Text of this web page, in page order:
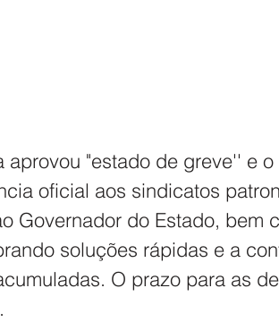
aprovou "estado de greve'' e
oficial aos sindicatos
Governador do Estado, bem
soluções rápidas e a
O prazo para as